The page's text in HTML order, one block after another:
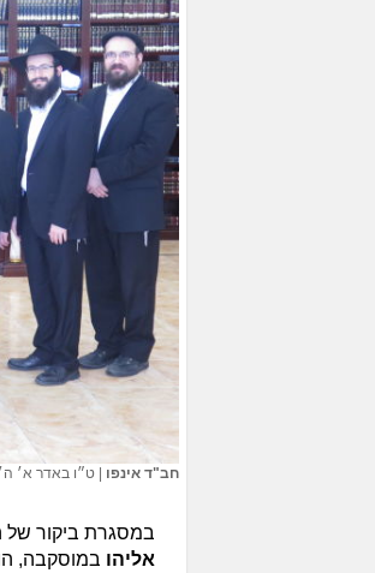
חב"ד אינפו |ט״ו באדר א׳
במסגרת ביקור
אליהו במוסקבה,